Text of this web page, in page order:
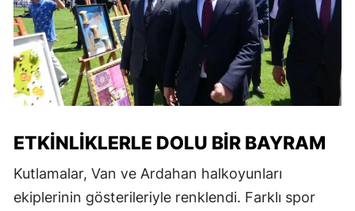
ETKINLIKLERLE DOLU BIR BAYRAM
Kutlamalar, Van ve Ardahan halkoyunları
ekiplerinin gösterileriyle renklendi. Farklı spor